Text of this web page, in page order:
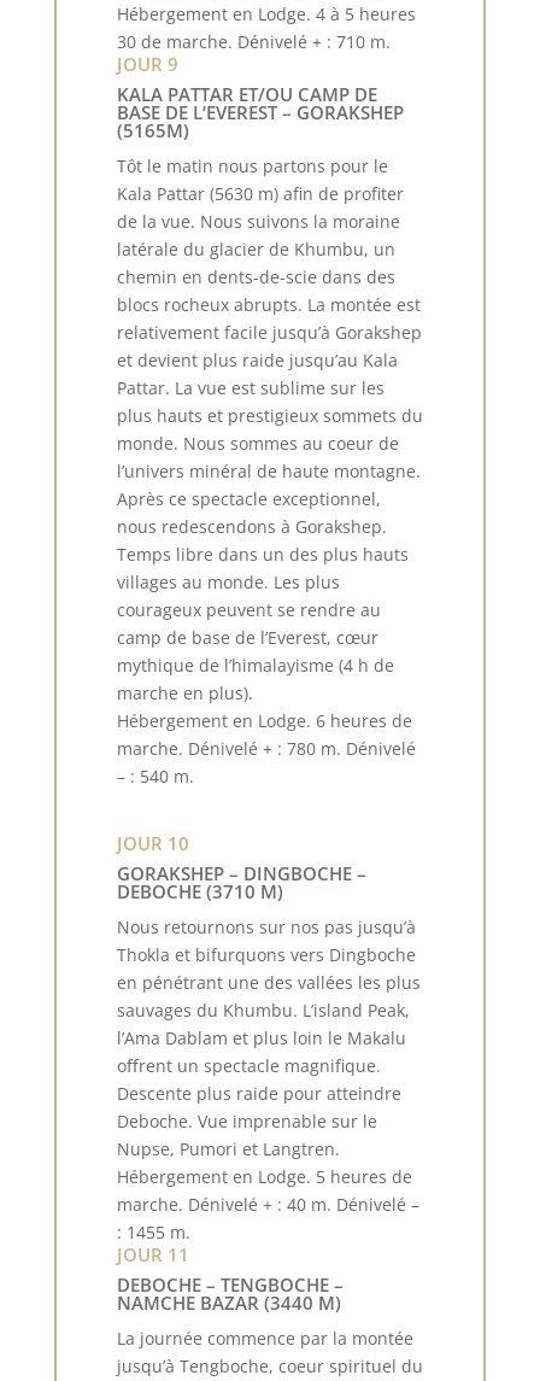
Hébergement en Lodge. 4 à 5 heures
30 de marche. Dénivelé + : 710 m.
JOUR 9
KALA PATTAR ET/OU CAMP DE
BASE DE L’EVEREST – GORAKSHEP
(5165M)
Tôt le matin nous partons pour le
Kala Pattar (5630 m) afin de profiter
de la vue. Nous suivons la moraine
latérale du glacier de Khumbu, un
chemin en dents-de-scie dans des
blocs rocheux abrupts. La montée est
relativement facile jusqu’à Gorakshep
et devient plus raide jusqu’au Kala
Pattar. La vue est sublime sur les
plus hauts et prestigieux sommets du
monde. Nous sommes au coeur de
l’univers minéral de haute montagne.
Après ce spectacle exceptionnel,
nous redescendons à Gorakshep.
Temps libre dans un des plus hauts
villages au monde. Les plus
courageux peuvent se rendre au
camp de base de l’Everest, cœur
mythique de l’himalayisme (4 h de
marche en plus).
Hébergement en Lodge. 6 heures de
marche. Dénivelé + : 780 m. Dénivelé
– : 540 m.
JOUR 10
GORAKSHEP – DINGBOCHE –
DEBOCHE (3710 M)
Nous retournons sur nos pas jusqu’à
Thokla et bifurquons vers Dingboche
en pénétrant une des vallées les plus
sauvages du Khumbu. L’island Peak,
l’Ama Dablam et plus loin le Makalu
oﬀrent un spectacle magnifique.
Descente plus raide pour atteindre
Deboche. Vue imprenable sur le
Nupse, Pumori et Langtren.
Hébergement en Lodge. 5 heures de
marche. Dénivelé + : 40 m. Dénivelé –
: 1455 m.
JOUR 11
DEBOCHE – TENGBOCHE –
NAMCHE BAZAR (3440 M)
La journée commence par la montée
jusqu’à Tengboche, coeur spirituel du